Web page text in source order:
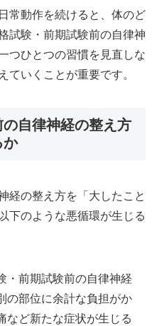
常動作を続けると、体のど
試験・前期試験前の自律神
つひとつの習慣を見直しな
ていくことが重要です。
自律神経の整え方
か
経の整え方を「大したこと
下のような悪循環が生じる
・前期試験前の自律神経
の部位に余計な負担がか
など新たな症状が生じる